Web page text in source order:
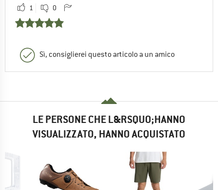
1 0
Sì, consiglierei questo articolo a un amico
LE PERSONE CHE L&RSQUO;HANNO
VISUALIZZATO, HANNO ACQUISTATO